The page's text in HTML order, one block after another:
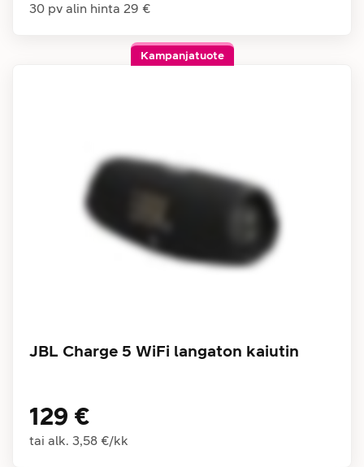
30 pv alin hinta 29 €
Kampanjatuote
JBL Charge 5 WiFi langaton kaiutin
129 €
tai alk. 3,58 €/kk